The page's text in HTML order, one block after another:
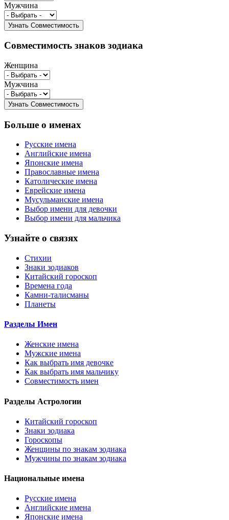
Мужчина
Совместимость знаков зодиака
Женщина
Мужчина
Больше о именах
Русские имена
Английские имена
Японские имена
Православные имена
Католические имена
Еврейские имена
Мусульманские имена
Выбор имени для девочки
Выбор имени для мальчика
Узнайте о связях
Стихии
Знаки зодиаков
Китайский гороскоп
Времена года
Камни-талисманы
Планеты
Разделы Имен
Женские имена
Мужские имена
Как выбрать имя девочке
Как выбрать имя мальчику
Совместимость имен
Разделы Астрологии
Китайский гороскоп
Знаки зодиака
Гороскопы
Женщины по знакам зодиака
Мужчины по знакам зодиака
Национальные имена
Русские имена
Английские имена
Японские имена